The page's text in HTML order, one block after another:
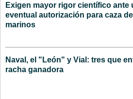
Exigen mayor rigor científico ante
eventual autorización para caza
marinos
Naval, el "León" y Vial: tres que
racha ganadora